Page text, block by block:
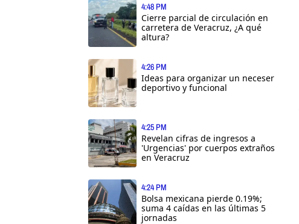
4:48 PM
Cierre parcial de circulación en
carretera de Veracruz, ¿A qué
altura?
4:26 PM
Ideas para organizar un neceser
deportivo y funcional
4:25 PM
Revelan cifras de ingresos a
'Urgencias' por cuerpos extraños
en Veracruz
4:24 PM
Bolsa mexicana pierde 0.19%;
suma 4 caídas en las últimas 5
jornadas